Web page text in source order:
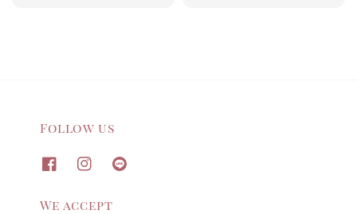
Follow us
We accept